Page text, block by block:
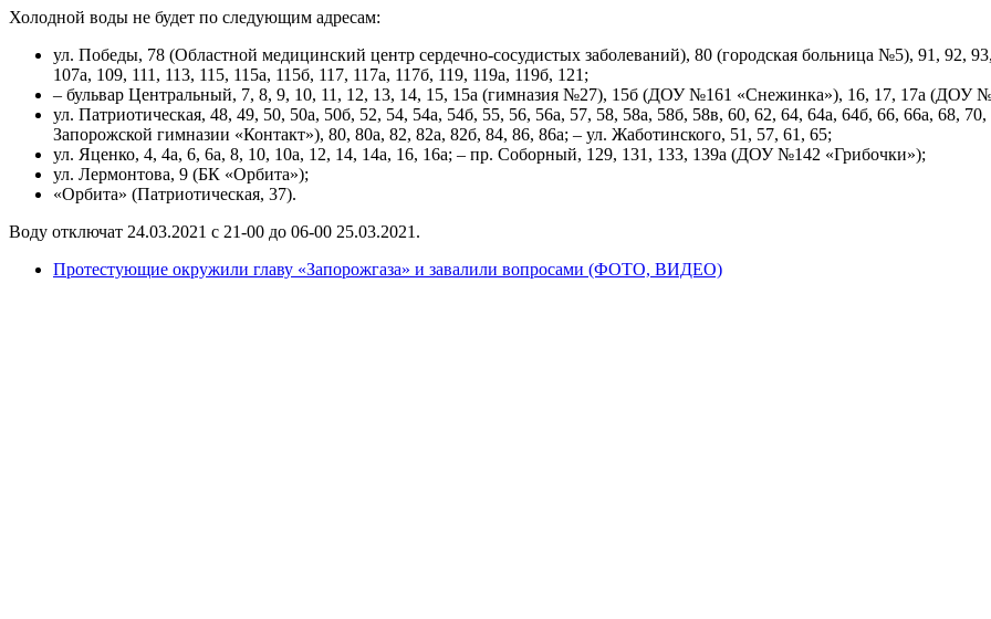
Холодной воды не будет по следующим адресам:
ул. Победы, 78 (Областной медицинский центр сердечно-сосудистых заболеваний), 80 (городская больница №5), 91, 92,
107а, 109, 111, 113, 115, 115а, 115б, 117, 117а, 117б, 119, 119а, 119б, 121;
– бульвар Центральный, 7, 8, 9, 10, 11, 12, 13, 14, 15, 15а (гимназия №27), 15б (ДОУ №161 «Снежинка»), 16, 17, 17а (ДОУ
ул. Патриотическая, 48, 49, 50, 50а, 50б, 52, 54, 54а, 54б, 55, 56, 56а, 57, 58, 58а, 58б, 58в, 60, 62, 64, 64а, 64б, 66, 66а, 68,
Запорожской гимназии «Контакт»), 80, 80а, 82, 82а, 82б, 84, 86, 86а; – ул. Жаботинского, 51, 57, 61, 65;
ул. Яценко, 4, 4а, 6, 6а, 8, 10, 10а, 12, 14, 14а, 16, 16а; – пр. Соборный, 129, 131, 133, 139а (ДОУ №142 «Грибочки»);
ул. Лермонтова, 9 (БК «Орбита»);
«Орбита» (Патриотическая, 37).
Воду отключат 24.03.2021 с 21-00 до 06-00 25.03.2021.
Протестующие окружили главу «Запорожгаза» и завалили вопросами (ФОТО, ВИДЕО)